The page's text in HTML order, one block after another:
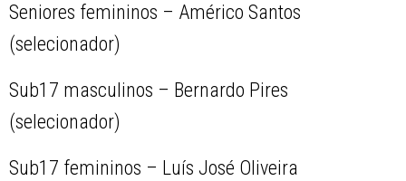
Seniores femininos – Américo Santos
(selecionador)
Sub17 masculinos – Bernardo Pires
(selecionador)
Sub17 femininos – Luís José Oliveira